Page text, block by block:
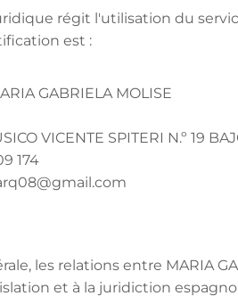
régit l'utilisation du
est :
GABRIELA MOLISE
VICENTE SPITERI N.º 19
174
les relations entre MARIA
et à la juridiction